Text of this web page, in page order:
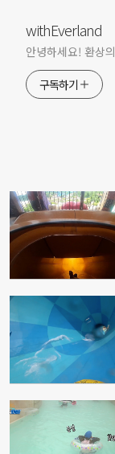
withEverland
안녕하세요! 환상
구독하기